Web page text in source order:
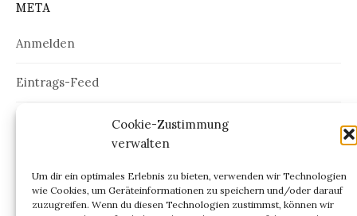
Cookie-Zustimmung
verwalten
Um dir ein optimales Erlebnis zu bieten, verwenden wir Technologien
wie Cookies, um Geräteinformationen zu speichern und/oder darauf
zuzugreifen. Wenn du diesen Technologien zustimmst, können wir
META
Anmelden
Eintrags-Feed
Kommentar-Feed